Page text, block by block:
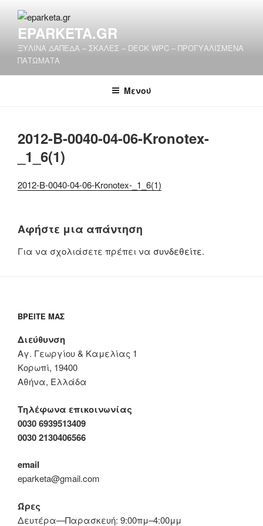
περιεχόμενο
EPARKETA.GR
ΞΥΛΙΝΑ ΔΑΠΕΔΑ – ΣΚΑΛΕΣ – DECK WPC – ΠΡΟΓΥΑΛΙΣΜΕΝΑ
ΠΑΤΩΜΑΤΑ
Μενού
2012-B-0040-04-06-Kronotex-
_1_6(1)
2012-B-0040-04-06-Kronotex-_1_6(1)
Αφήστε μια απάντηση
Για να σχολιάσετε πρέπει να συνδεθείτε.
ΒΡΕΊΤΕ ΜΑΣ
Διεύθυνση
Αγ. Γεωργίου & Καμελίας 1
Κορωπί, 19400
Αθήνα, Ελλάδα
Τηλέφωνα επικοινωνίας
0030 6939513409
0030 2130406566
email
eparketa@gmail.com
Ώρες
Δευτέρα—Παρασκευή: 9:00πμ–4:00μμ